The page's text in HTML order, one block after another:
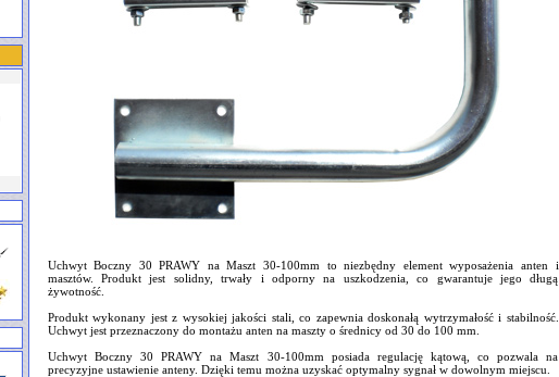
Uchwyt Boczny 30 PRAWY na Maszt 30-100mm to niezbędny element wyposażenia anten i
masztów. Produkt jest solidny, trwały i odporny na uszkodzenia, co gwarantuje jego długą
żywotność.
Produkt wykonany jest z wysokiej jakości stali, co zapewnia doskonałą wytrzymałość i stabilność.
Uchwyt jest przeznaczony do montażu anten na maszty o średnicy od 30 do 100 mm.
Uchwyt Boczny 30 PRAWY na Maszt 30-100mm posiada regulację kątową, co pozwala na
precyzyjne ustawienie anteny. Dzięki temu można uzyskać optymalny sygnał w dowolnym miejscu.